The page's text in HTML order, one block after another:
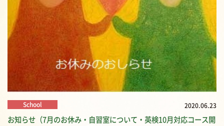
School 2020.06.23
お知らせ（7月のお休み・自習室について・英検10月対応コース開